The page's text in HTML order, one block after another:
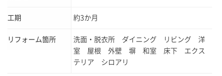
工期 約3か月
リフォーム箇所
洗面・脱衣所 ダイニング リビング 洋
室 屋根 外壁 塀 和室 床下 エクス
テリア シロアリ